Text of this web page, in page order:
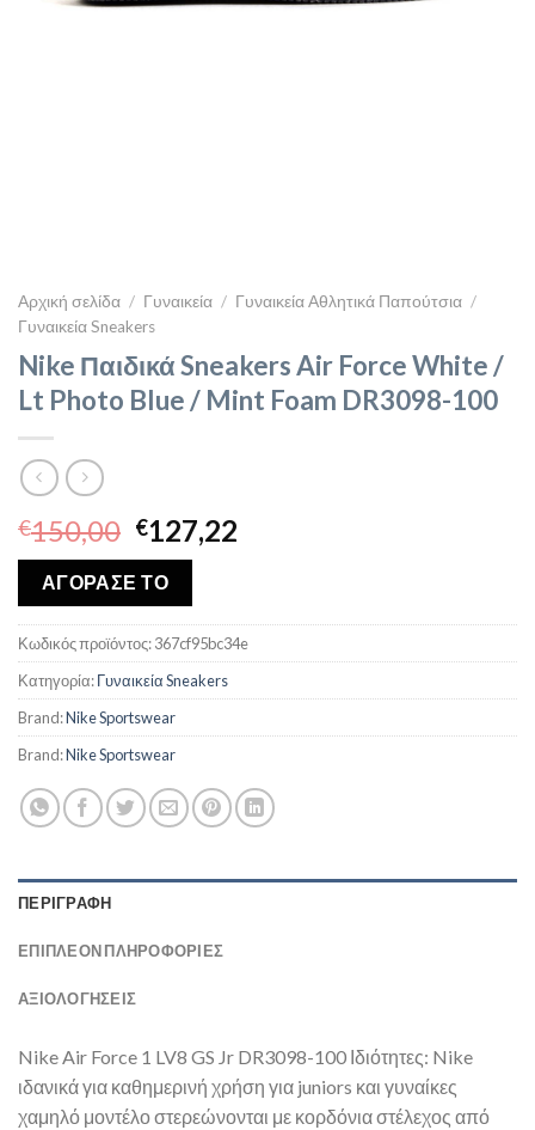
Αρχική σελίδα / Γυναικεία / Γυναικεία Αθλητικά Παπούτσια /
Γυναικεία Sneakers
Nike Παιδικά Sneakers Air Force White /
Lt Photo Blue / Mint Foam DR3098-100
€150,00 Original
price
was:
€150,00.
€127,22
€127,22.
ΑΓΟΡΑΣΕ ΤΟ
Κωδικός προϊόντος:367cf95bc34e
Κατηγορία:Γυναικεία Sneakers
Brand:Nike Sportswear
Brand:Nike Sportswear
ΠΕΡΙΓΡΑΦΉ
ΕΠΙΠΛΈΟΝ ΠΛΗΡΟΦΟΡΊΕΣ
ΑΞΙΟΛΟΓΗΣΕΙΣ
Nike Air Force 1 LV8 GS Jr DR3098-100 Ιδιότητες: Nike
ιδανικά για καθημερινή χρήση για juniors και γυναίκες
χαμηλό μοντέλο στερεώνονται με κορδόνια στέλεχος από